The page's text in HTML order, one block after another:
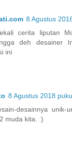
8 Agustus
cerita liputan
deh desainer
ini
8 Agustus 2018
desainnya unik-
muda kita. :)